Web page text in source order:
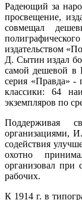
Радеющий за
просвещение,
совмещал
издательством
Д. Сытин издал
самой дешевой в
серия «Правда» -
классики: 64
экземпляров по
Поддерживая
организациями,
содействия
охотно
организовал при
рабочих.
К 1914 г. в